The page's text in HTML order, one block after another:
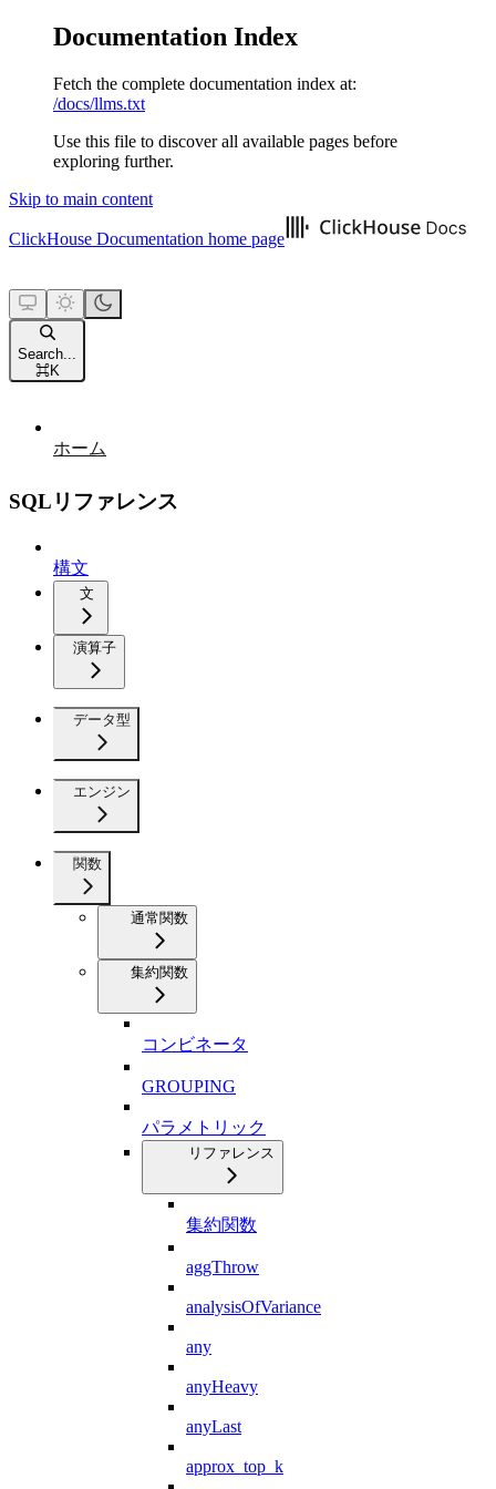
Documentation Index
Fetch the complete documentation index at:
/docs/llms.txt
Use this file to discover all available pages before
exploring further.
Skip to main content
ClickHouse Documentation home page
Search...
⌘K
ホーム
SQLリファレンス
構文
文
演算子
データ型
エンジン
関数
通常関数
集約関数
コンビネータ
GROUPING
パラメトリック
リファレンス
集約関数
aggThrow
analysisOfVariance
any
anyHeavy
anyLast
approx_top_k